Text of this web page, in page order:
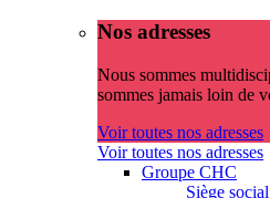
Nos adresses
Nous sommes
sommes jamais loin de
Voir toutes nos adresses
Voir toutes nos adresses
Groupe CHC
Siège social